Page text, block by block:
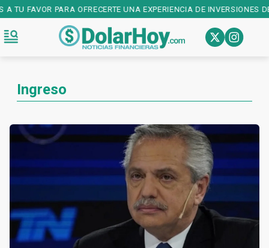
FAVOR PARA OFRECERTE UNA EXPERIENCIA DE INVERSIONES
Ingreso